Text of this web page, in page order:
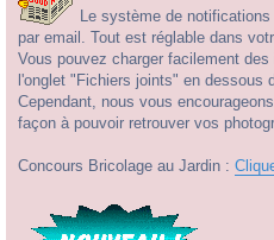
Le système de
par email. Tout est réglable dans
Vous pouvez charger facilement
l'onglet "Fichiers joints" en dessous
Cependant, nous vous
façon à pouvoir retrouver vos
Concours Bricolage au Jardin :